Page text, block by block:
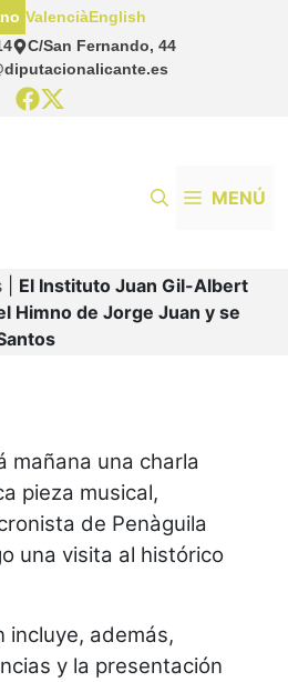
C/San Fernando, 44
ValenciàEnglish
MENÚ
El Instituto Juan Gil-Albert
Himno de Jorge Juan y se
mañana una charla
pieza musical,
de Penàguila
una visita al histórico
incluye, además,
y la presentación